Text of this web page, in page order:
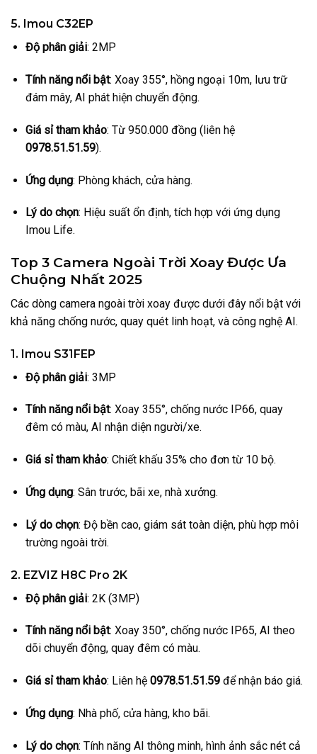
5. Imou C32EP
Độ phân giải: 2MP
Tính năng nổi bật: Xoay 355°, hồng ngoại 10m, lưu trữ
đám mây, AI phát hiện chuyển động.
Giá sỉ tham khảo: Từ 950.000 đồng (liên hệ
0978.51.51.59).
Ứng dụng: Phòng khách, cửa hàng.
Lý do chọn: Hiệu suất ổn định, tích hợp với ứng dụng
Imou Life.
Top 3 Camera Ngoài Trời Xoay Được Ưa
Chuộng Nhất 2025
Các dòng camera ngoài trời xoay được dưới đây nổi bật với
khả năng chống nước, quay quét linh hoạt, và công nghệ AI.
1. Imou S31FEP
Độ phân giải: 3MP
Tính năng nổi bật: Xoay 355°, chống nước IP66, quay
đêm có màu, AI nhận diện người/xe.
Giá sỉ tham khảo: Chiết khấu 35% cho đơn từ 10 bộ.
Ứng dụng: Sân trước, bãi xe, nhà xưởng.
Lý do chọn: Độ bền cao, giám sát toàn diện, phù hợp môi
trường ngoài trời.
2. EZVIZ H8C Pro 2K
Độ phân giải: 2K (3MP)
Tính năng nổi bật: Xoay 350°, chống nước IP65, AI theo
dõi chuyển động, quay đêm có màu.
Giá sỉ tham khảo: Liên hệ 0978.51.51.59để nhận báo giá.
Ứng dụng: Nhà phố, cửa hàng, kho bãi.
Lý do chọn: Tính năng AI thông minh, hình ảnh sắc nét cả